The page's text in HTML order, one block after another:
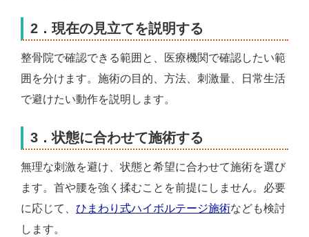
2．現在の見立てを説明する
整骨院で確認できる範囲と、医療機関で確認したい範
囲を分けます。施術の目的、方法、刺激量、日常生活
で避けたい動作を説明します。
3．状態に合わせて施術する
無理な刺激を避け、状態と希望に合わせて施術を選び
ます。首や腰を強く揉むことを前提にしません。必要
に応じて、 ひまわり式ハイボルテージ施術なども検討
します。